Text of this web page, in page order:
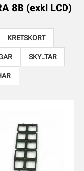
8B (exkl LCD)
KRETSKORT
SKYLTAR